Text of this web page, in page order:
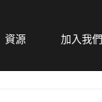
資源 加入我們